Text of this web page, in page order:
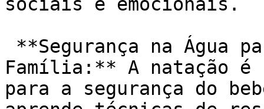
Família:** A natação é
para a segurança do